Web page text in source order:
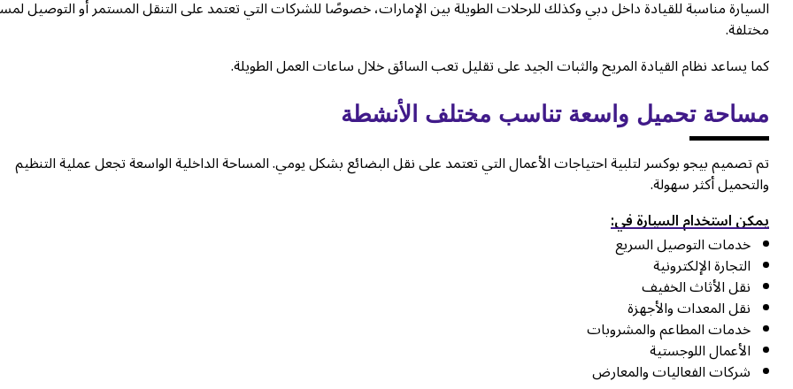
السيارة مناسبة للقيادة داخل دبي وكذلك للرحلات الطويلة بين الإمارات، خصوصًا للشركات التي تعتمد على التنقل المستمر أو التوصيل
مختلفة.
كما يساعد نظام القيادة المريح والثبات الجيد على تقليل تعب السائق خلال ساعات العمل الطويلة.
مساحة تحميل واسعة تناسب مختلف الأنشطة
تم تصميم بيجو بوكسر لتلبية احتياجات الأعمال التي تعتمد على نقل البضائع بشكل يومي. المساحة الداخلية الواسعة تجعل عملية التنظيم
والتحميل أكثر سهولة.
يمكن استخدام السيارة في:
خدمات التوصيل السريع
التجارة الإلكترونية
نقل الأثاث الخفيف
نقل المعدات والأجهزة
خدمات المطاعم والمشروبات
الأعمال اللوجستية
شركات الفعاليات والمعارض